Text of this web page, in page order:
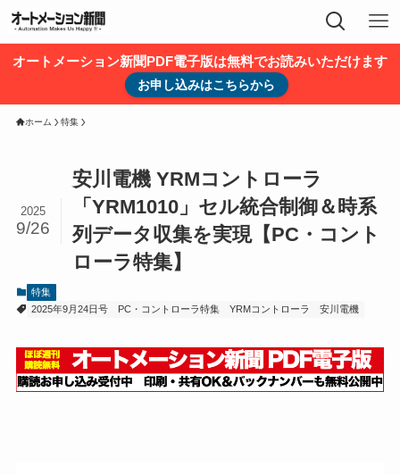
オートメーション新聞PDF電子版は無料でお読みいただけます
お申し込みはこちらから
ホーム 特集
安川電機 YRMコントローラ
「YRM1010」セル統合制御＆時系
列データ収集を実現【PC・コント
ローラ特集】
2025
9/26
特集
2025年9月24日号
PC・コントローラ特集 YRMコントローラ 安川電機